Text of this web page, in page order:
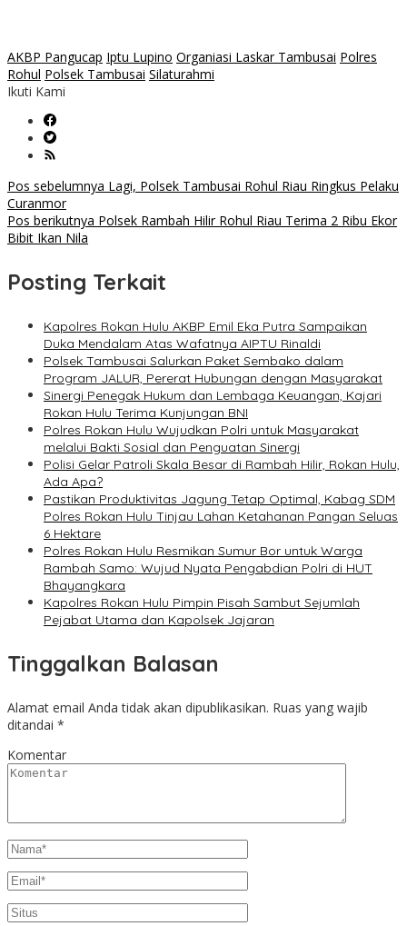
AKBP Pangucap Iptu Lupino Organiasi Laskar Tambusai Polres
Rohul Polsek Tambusai Silaturahmi
Ikuti Kami
Navigasi
pos
Pos sebelumnya Lagi, Polsek Tambusai Rohul Riau Ringkus Pelaku
Curanmor
Pos berikutnya Polsek Rambah Hilir Rohul Riau Terima 2 Ribu Ekor
Bibit Ikan Nila
Posting Terkait
Kapolres Rokan Hulu AKBP Emil Eka Putra Sampaikan
Duka Mendalam Atas Wafatnya AIPTU Rinaldi
Polsek Tambusai Salurkan Paket Sembako dalam
Program JALUR, Pererat Hubungan dengan Masyarakat
Sinergi Penegak Hukum dan Lembaga Keuangan, Kajari
Rokan Hulu Terima Kunjungan BNI
Polres Rokan Hulu Wujudkan Polri untuk Masyarakat
melalui Bakti Sosial dan Penguatan Sinergi
Polisi Gelar Patroli Skala Besar di Rambah Hilir, Rokan Hulu,
Ada Apa?
Pastikan Produktivitas Jagung Tetap Optimal, Kabag SDM
Polres Rokan Hulu Tinjau Lahan Ketahanan Pangan Seluas
6 Hektare
Polres Rokan Hulu Resmikan Sumur Bor untuk Warga
Rambah Samo: Wujud Nyata Pengabdian Polri di HUT
Bhayangkara
Kapolres Rokan Hulu Pimpin Pisah Sambut Sejumlah
Pejabat Utama dan Kapolsek Jajaran
Tinggalkan Balasan
Alamat email Anda tidak akan dipublikasikan. Ruas yang wajib
ditandai *
Komentar